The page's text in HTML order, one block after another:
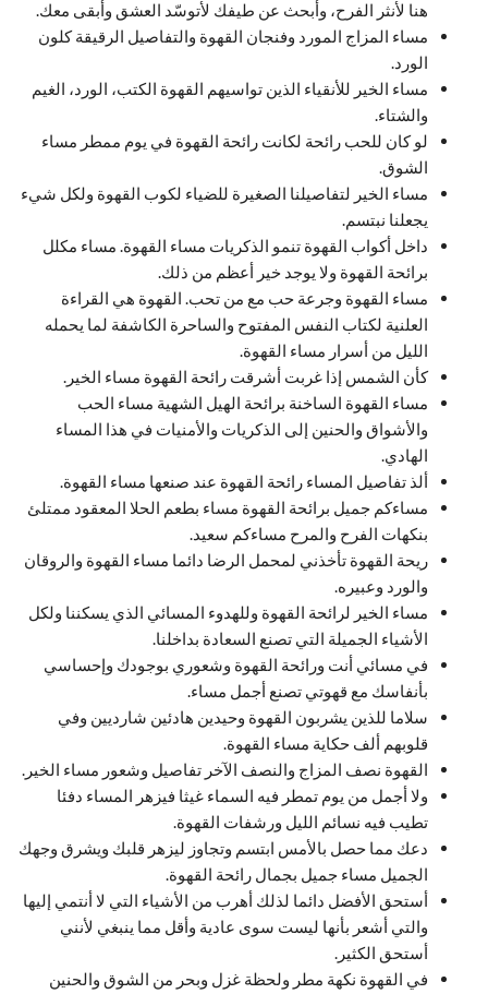
هنا لأنثر الفرح، وأبحث عن طيفك لأتوسّد العشق وأبقى معك.
مساء المزاج المورد وفنجان القهوة والتفاصيل الرقيقة كلون
الورد.
مساء الخير للأنقياء الذين تواسيهم القهوة الكتب، الورد، الغيم
والشتاء.
لو كان للحب رائحة لكانت رائحة القهوة في يوم ممطر مساء
الشوق.
مساء الخير لتفاصيلنا الصغيرة للضياء لكوب القهوة ولكل شيء
يجعلنا نبتسم.
داخل أكواب القهوة تنمو الذكريات مساء القهوة. مساء مكلل
برائحة القهوة ولا يوجد خير أعظم من ذلك.
مساء القهوة وجرعة حب مع من تحب. القهوة هي القراءة
العلنية لكتاب النفس المفتوح والساحرة الكاشفة لما يحمله
الليل من أسرار مساء القهوة.
كأن الشمس إذا غربت أشرقت رائحة القهوة مساء الخير.
مساء القهوة الساخنة برائحة الهيل الشهية مساء الحب
والأشواق والحنين إلى الذكريات والأمنيات في هذا المساء
الهادي.
ألذ تفاصيل المساء رائحة القهوة عند صنعها مساء القهوة.
مساءكم جميل برائحة القهوة مساء بطعم الحلا المعقود ممتلئ
بنكهات الفرح والمرح مساءكم سعيد.
ريحة القهوة تأخذني لمحمل الرضا دائما مساء القهوة والروقان
والورد وعبيره.
مساء الخير لرائحة القهوة وللهدوء المسائي الذي يسكننا ولكل
الأشياء الجميلة التي تصنع السعادة بداخلنا.
في مسائي أنت ورائحة القهوة وشعوري بوجودك وإحساسي
بأنفاسك مع قهوتي تصنع أجمل مساء.
سلاما للذين يشربون القهوة وحيدين هادئين شارديين وفي
قلوبهم ألف حكاية مساء القهوة.
القهوة نصف المزاج والنصف الآخر تفاصيل وشعور مساء الخير.
ولا أجمل من يوم تمطر فيه السماء غيثا فيزهر المساء دفئا
تطيب فيه نسائم الليل ورشفات القهوة.
دعك مما حصل بالأمس ابتسم وتجاوز ليزهر قلبك ويشرق وجهك
الجميل مساء جميل بجمال رائحة القهوة.
أستحق الأفضل دائما لذلك أهرب من الأشياء التي لا أنتمي إليها
والتي أشعر بأنها ليست سوى عادية وأقل مما ينبغي لأنني
أستحق الكثير.
في القهوة نكهة مطر ولحظة غزل وبحر من الشوق والحنين